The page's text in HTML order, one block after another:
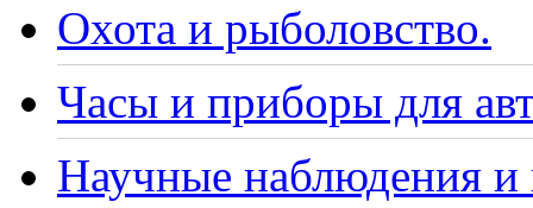
Охота и рыболовство.
Часы и приборы для
Научные наблюдения и